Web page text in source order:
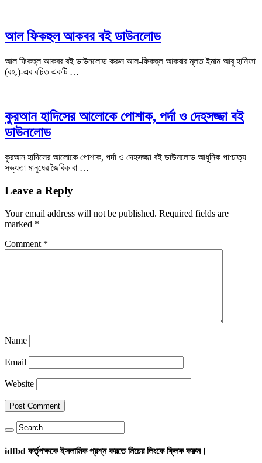
আল ফিকহুল আকবর বই ডাউনলোড
আল ফিকহুল আকবর বই ডাউনলোড করুন আল-ফিকহুল আকবার মূলত ইমাম আবু হানিফা
(রহ.)-এর রচিত একটি …
কুরআন হাদিসের আলোকে পোশাক, পর্দা ও দেহসজ্জা বই
ডাউনলোড
কুরআন হাদিসের আলোকে পোশাক, পর্দা ও দেহসজ্জা বই ডাউনলোড আধুনিক পাশ্চাত্য
সভ্যতা মানুষের জৈবিক বা …
Leave a Reply
Your email address will not be published. Required fields are
marked *
Comment *
Name
Email
Website
idfbd কর্তৃপক্ষকে ইসলামিক প্রশ্ন করতে নিচের লিংকে ক্লিক করুন।